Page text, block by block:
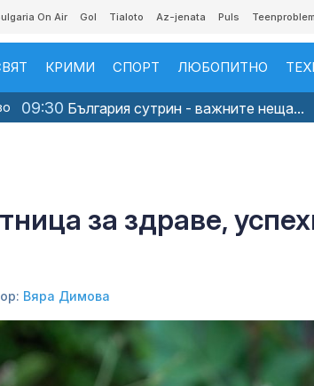
On Air Gol Tialoto Az-jenata Puls Teenproblem
КРИМИ СПОРТ ЛЮБОПИТНО
09:30 България сутрин - важните неща...
за здраве,
Вяра Димова